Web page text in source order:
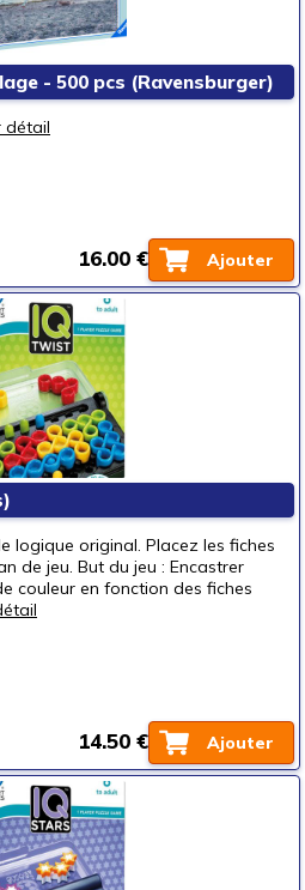
- 500 pcs (Ravensburger)
détail
Ajouter
16.00 €
logique original. Placez les fiches
de jeu. But du jeu : Encastrer
couleur en fonction des fiches
Ajouter
14.50 €